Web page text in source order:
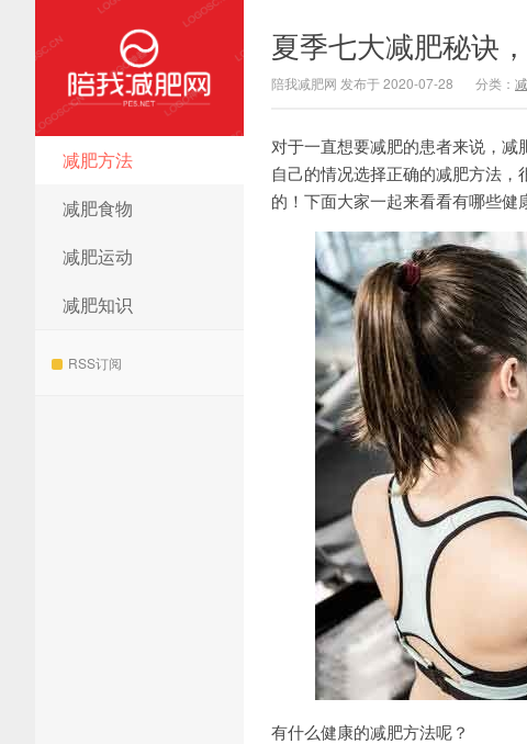
陪我减肥网
减肥方法
减肥食物
减肥运动
减肥知识
RSS订阅
夏季七大减肥秘诀
陪我减肥网 发布于 2020-07-28 分类：
对于一直想要减肥的患者来说，
自己的情况选择正确的减肥方法
的！下面大家一起来看看有哪些健
有什么健康的减肥方法呢？